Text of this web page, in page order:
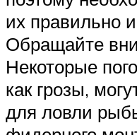
их правильно
Обращайте
Некоторые
как грозы,
для ловли